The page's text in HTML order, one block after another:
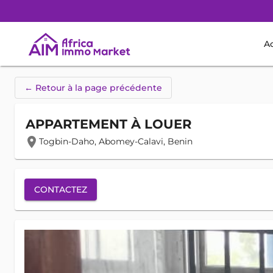
← Retour à la page précédente
APPARTEMENT À LOUER
location_on Togbin-Daho, Abomey-Calavi, Benin
CONTACTEZ